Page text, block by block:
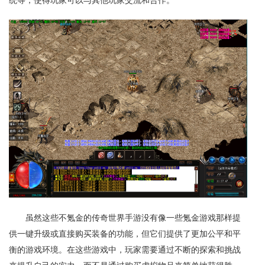
虽然这些不氪金的传奇世界手游没有像一些氪金游戏那样提
供一键升级或直接购买装备的功能，但它们提供了更加公平和平
衡的游戏环境。在这些游戏中，玩家需要通过不断的探索和挑战